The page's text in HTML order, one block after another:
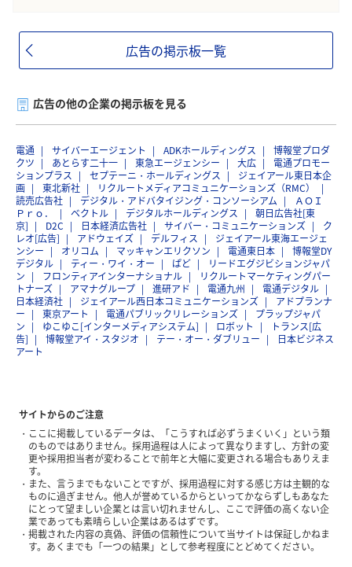
広告の掲示板一覧
広告の他の企業の掲示板を見る
電通 サイバーエージェント ADKホールディングス
博報堂プロダ
クツ
あとらす二十一 東急エージェンシー 大広
電通プロモー
ションプラス
セプテーニ・ホールディングス
ジェイアール東日本企
画
東北新社
リクルートメディアコミュニケーションズ（RMC）
読売広告社
デジタル・アドバタイジング・コンソーシアム
ＡＯＩ
Ｐｒｏ．
ベクトル デジタルホールディングス
朝日広告社[東
京]
D2C 日本経済広告社 サイバー・コミュニケーションズ
ク
レオ[広告]
アドウェイズ デルフィス
ジェイアール東海エージェ
ンシー
オリコム マッキャンエリクソン 電通東日本
博報堂DY
デジタル
ティー・ワイ・オー ぱど
リードエグジビションジャパ
ン
フロンティアインターナショナル
リクルートマーケティングパー
トナーズ
アマナグループ 進研アド 電通九州
電通デジタル
日本経済社
ジェイアール西日本コミュニケーションズ
アドプランナ
ー
東京アート 電通パブリックリレーションズ
プラップジャパ
ン
ゆこゆこ[インターメディアシステム] ロボット
トランス[広
告]
博報堂アイ・スタジオ テー・オー・ダブリュー
日本ビジネス
アート
サイトからのご注意
ここに掲載しているデータは、「こうすれば必ずうまくいく」という類
のものではありません。採用過程は人によって異なりますし、方針の変
更や採用担当者が変わることで前年と大幅に変更される場合もありえま
す。
また、言うまでもないことですが、採用過程に対する感じ方は主観的な
ものに過ぎません。他人が誉めているからといってかならずしもあなた
にとって望ましい企業とは言い切れませんし、ここで評価の高くない企
業であっても素晴らしい企業はあるはずです。
掲載された内容の真偽、評価の信頼性について当サイトは保証しかねま
す。あくまでも「一つの結果」として参考程度にとどめてください。